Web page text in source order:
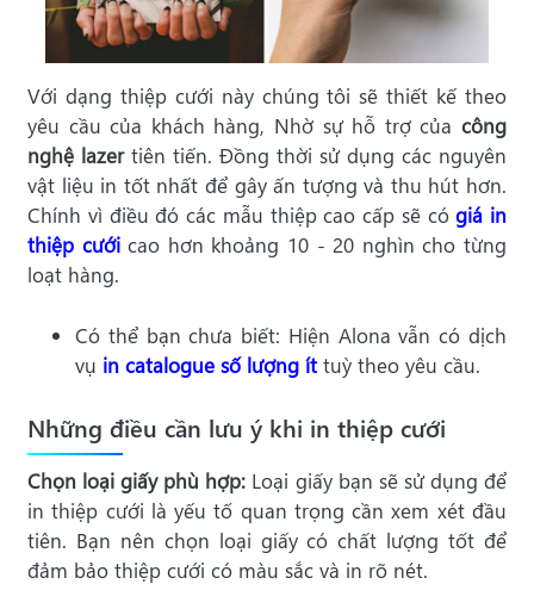
Với dạng thiệp cưới này chúng tôi sẽ thiết kế theo
yêu cầu của khách hàng, Nhờ sự hỗ trợ của công
nghệ lazertiên tiến. Đồng thời sử dụng các nguyên
vật liệu in tốt nhất để gây ấn tượng và thu hút hơn.
Chính vì điều đó các mẫu thiệp cao cấp sẽ cógiá in
thiệp cưới cao hơn khoảng 10 - 20 nghìn cho từng
loạt hàng.
Có thể bạn chưa biết: Hiện Alona vẫn có dịch
vụ in catalogue số lượng ít tuỳ theo yêu cầu.
Những điều cần lưu ý khi in thiệp cưới
Chọn loại giấy phù hợp: Loại giấy bạn sẽ sử dụng để
in thiệp cưới là yếu tố quan trọng cần xem xét đầu
tiên. Bạn nên chọn loại giấy có chất lượng tốt để
đảm bảo thiệp cưới có màu sắc và in rõ nét.